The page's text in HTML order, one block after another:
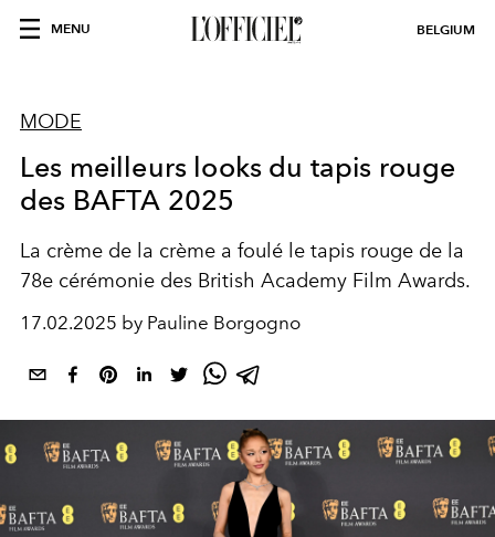
MENU BELGIUM
MODE
Les meilleurs looks du tapis rouge
des BAFTA 2025
La crème de la crème a foulé le tapis rouge de la
78e cérémonie des British Academy Film Awards.
17.02.2025 by Pauline Borgogno